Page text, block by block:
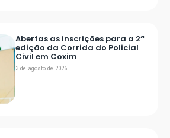
Abertas as inscrições para a 2ª
edição da Corrida do Policial
Civil em Coxim
3 de agosto de 2026